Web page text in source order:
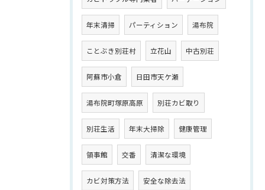
年末清掃 パーティション 湯布院
ことぶき別荘村 立花山 中古別荘
阿蘇市小倉 日田市天ケ瀬
湯布院町塚原高原 別荘カビ取り
別荘生活 年末大掃除 健康管理
領事館 交番 清潔な環境
カビ対策方法 安全な除去法